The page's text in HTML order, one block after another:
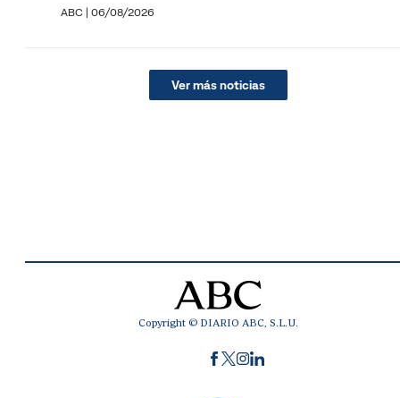
ABC | 06/08/2026
Ver más noticias
Copyright © DIARIO ABC, S.L.U.